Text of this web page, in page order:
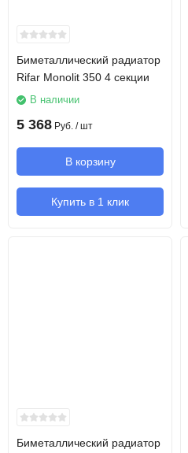
Биметаллический радиатор
Rifar Monolit 350 4 секции
В наличии
5 368 Руб. / шт
В корзину
Купить в 1 клик
Биметаллический радиатор